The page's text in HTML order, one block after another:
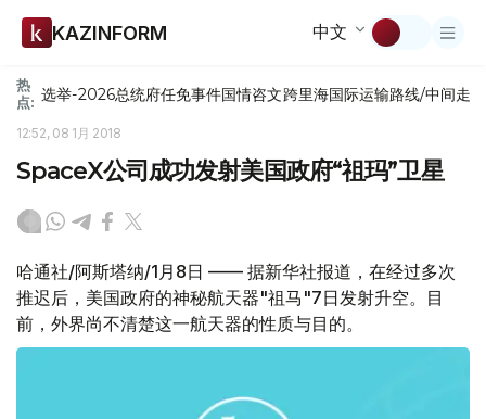
KAZINFORM 中文
热
点: 选举-2026总统府任免事件国情咨文跨里海国际运输路线/中间走廊
12:52, 08 1月 2018
SpaceX公司成功发射美国政府“祖玛”卫星
哈通社/阿斯塔纳/1月8日 —— 据新华社报道，在经过多次
推迟后，美国政府的神秘航天器"祖马"7日发射升空。目
前，外界尚不清楚这一航天器的性质与目的。